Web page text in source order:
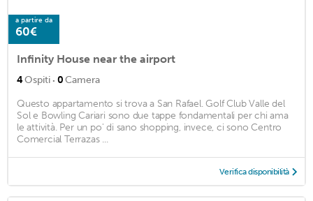
a partire da
60€
Infinity House near the airport
4Ospiti · 0Camera
Questo appartamento si trova a San Rafael. Golf Club Valle del
Sol e Bowling Cariari sono due tappe fondamentali per chi ama
le attività. Per un po' di sano shopping, invece, ci sono Centro
Comercial Terrazas ...
Verifica disponibilità